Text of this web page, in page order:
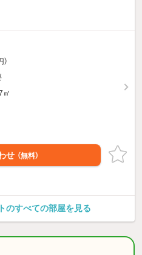
㎡
せ （無料）
のすべての部屋を見る